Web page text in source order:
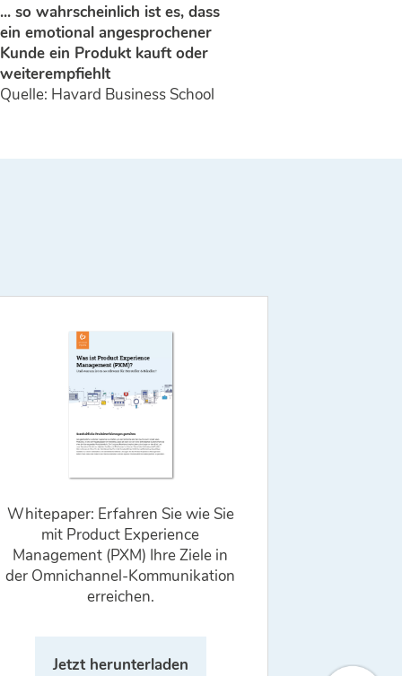
... so wahrscheinlich ist es, dass
ein emotional angesprochener
Kunde ein Produkt kauft oder
weiter­empfiehlt
Quelle: Havard Business School
Whitepaper: Erfahren Sie wie Sie
mit Product Experience
Management (PXM) Ihre Ziele in
der Omnichannel-Kommunikation
erreichen.
Jetzt herunterladen